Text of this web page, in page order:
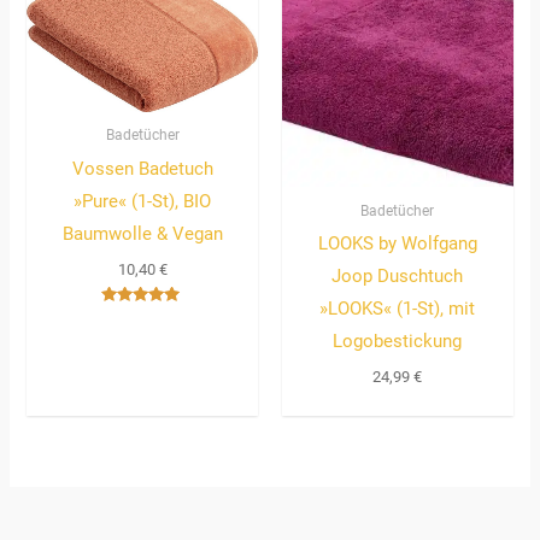
Badetücher
Vossen Badetuch
»Pure« (1-St), BIO
Baumwolle & Vegan
10,40 €
Badetücher
LOOKS by Wolfgang
Joop Duschtuch
»LOOKS« (1-St), mit
Logobestickung
24,99€